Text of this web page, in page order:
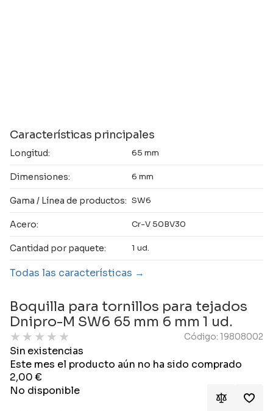
Características principales
Longitud: 65 mm
Dimensiones: 6 mm
Gama / Línea de productos: SW6
Acero: Cr-V 50BV30
Cantidad por paquete: 1 ud.
Todas las características
Boquilla para tornillos para tejados
Dnipro-M SW6 65 mm 6 mm 1 ud.
★ ★ ★ ★ ★ Código: 19808002
Sin existencias
Este mes el producto aún no ha sido comprado
2,00€
No disponible